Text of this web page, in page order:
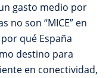
gasto medio por
no son “MICE” en
qué España
destino para
en conectividad,